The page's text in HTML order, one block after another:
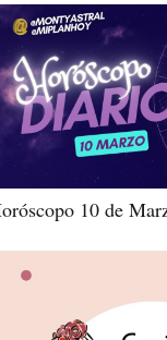
10 de